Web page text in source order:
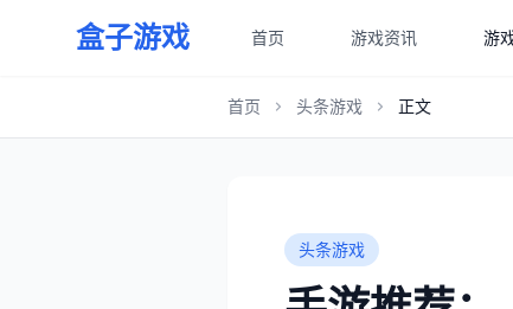
盒子游戏 首页 游戏资讯 游
首页 头条游戏 正文
头条游戏